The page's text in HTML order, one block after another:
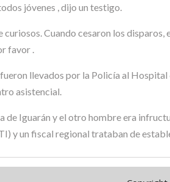
jóvenes , dijo un testigo.
curiosos. Cuando cesaron los
favor .
llevados por la Policía al
asistencial.
de Iguarán y el otro hombre era
y un fiscal regional trataban de